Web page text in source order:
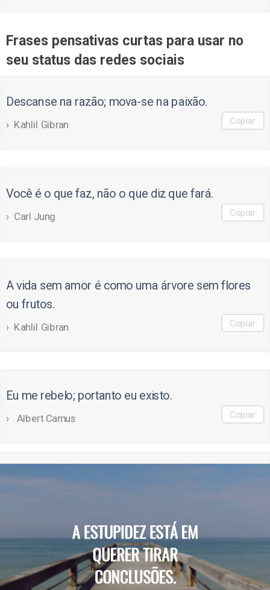
Frases pensativas curtas para usar no
seu status das redes sociais
Descanse na razão; mova-se na paixão.
Kahlil Gibran Copiar
Você é o que faz, não o que diz que fará.
Carl Jung Copiar
A vida sem amor é como uma árvore sem flores
ou frutos.
Kahlil Gibran Copiar
Eu me rebelo; portanto eu existo.
Albert Camus Copiar